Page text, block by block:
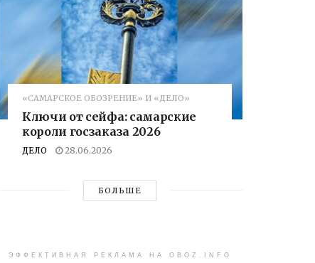
«САМАРСКОЕ ОБОЗРЕНИЕ» И «ДЕЛО»
Ключи от сейфа: самарские
короли госзаказа 2026
ДЕЛО 28.06.2026
БОЛЬШЕ
ЭФФЕКТИВНАЯ РЕКЛАМА НА OBOZ.INFO